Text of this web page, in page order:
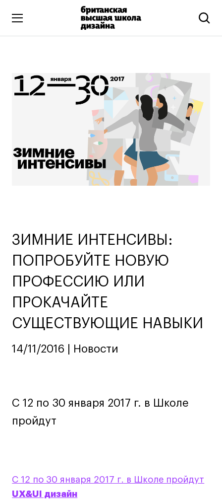
Подготовительные курсы
Бизнес и маркетинг
Дополнительное образование
Коммуникационный и цифровой дизайн
Сценография
Фотография и видео
Промышленный и предметный дизайн
Бизнес и маркетинг
Подготовительные курсы и творческое
развитие
Среднесрочные
Онлайн-программы
Стайлинг
Современная живопись
ЗИМНИЕ ИНТЕНСИВЫ:
ПОПРОБУЙТЕ НОВУЮ
ПРОФЕССИЮ ИЛИ
ПРОКАЧАЙТЕ
СУЩЕСТВУЮЩИЕ НАВЫКИ
14/11/2016 | Новости
С 12 по 30 января 2017 г. в Школе
пройдут
С 12 по 30 января 2017 г. в Школе пройдут
UX&UI дизайн